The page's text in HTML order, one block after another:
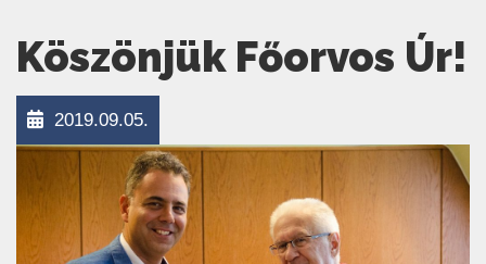
Köszönjük Főorvos Úr!
2019.09.05.